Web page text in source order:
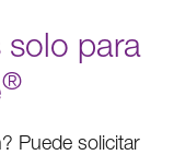
solo para
®
Puede solicitar